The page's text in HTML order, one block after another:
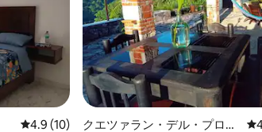
レビュー10件、5つ星中4.9つ星の平均評価
4.9 (10)
クエツァラン・デル・プログ
レ